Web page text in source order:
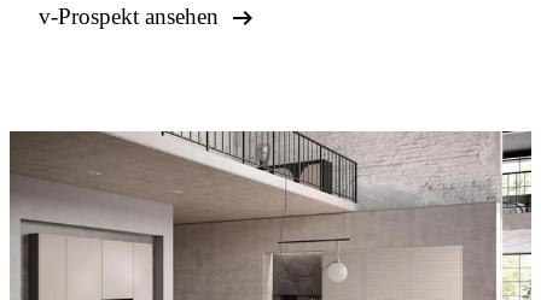
v-Prospekt ansehen 